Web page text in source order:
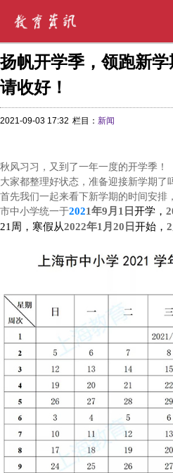
扬帆开学季，领跑新
请收好！
2021-09-03 17:32 栏目： 新闻
秋风习习，又到了一年一度的开学季！
大家都整理好状态，准备迎接新学期了
首先我们一起来看下新学期的时间安排
市中小学统一于2021年9月1日开学，
21周，寒假从2022年1月20日开始，